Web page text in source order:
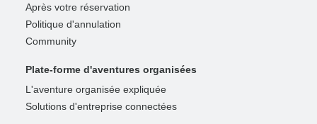
Après votre réservation
Politique d'annulation
Community
Plate-forme d'aventures organisées
L'aventure organisée expliquée
Solutions d'entreprise connectées